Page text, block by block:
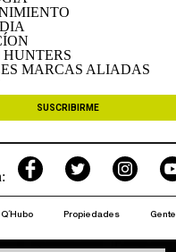
MARCAS ALIADAS
SUSCRIBIRME
Q´Hubo Propiedades Gente